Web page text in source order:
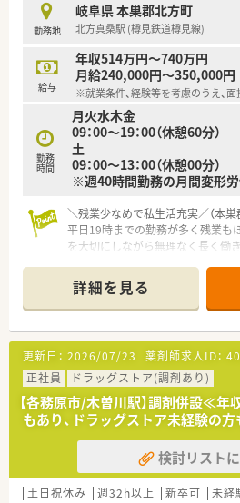
勤務地
岐阜県 本巣郡北方町
北方真桑駅 (樽見鉄道樽見線)
給与
年収514万円～740万円
月給240,000円～350,000円
※就業条件、経験等を考慮のうえ、面
勤務
時間
月火水木金
09：00～19：00（休憩60分）
土
09：00～13：00（休憩00分）
※週40時間勤務の月間変形
＼残業少なめで私生活充実／（本
平日19時までの勤務が多く残業も
を大切にしながら無理なく長く働
【店舗情報と応需状況について】
■北方真桑駅から徒歩17分の立地
利用も可能となっている利便性の
アです。
■近隣医療機関からの処方箋を広く
りの処方箋枚数は10枚から15枚程
す。
■常時薬剤師1名と医療事務3名が
のサポートを受けながらゆとりを
制です。
【職場環境と雰囲気】
■音声入力の薬歴やピッキングサ
詳細を見る
更新日： 2026/07/23 薬剤師求人ID：
正社員
ドラッグストア(調剤あり)
【各務原市/木曽川駅】調剤併設≪
もあり、ドラッグストア未経験の方
検討リスト
土日祝休み 週32h以上 新卒可 未経